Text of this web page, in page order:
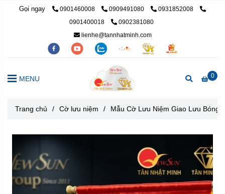
Gọi ngay 0901460008 0909491080
0931852008
0901400018
0902381080
lienhe@tannhatminh.com
0
MENU
Trang chủ / Cờ lưu niệm / Mẫu Cờ Lưu Niệm Giao Lưu Bóng